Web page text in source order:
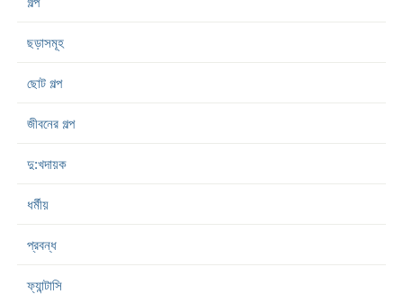
ছড়াসমূহ
ছোট গল্প
জীবনের গল্প
দু:খদায়ক
ধর্মীয়
প্রবন্ধ
ফ্যান্টাসি